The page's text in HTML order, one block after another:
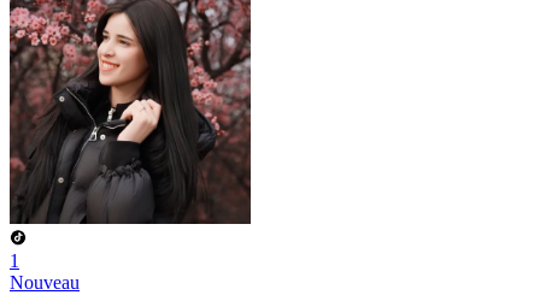
1
Nouveau